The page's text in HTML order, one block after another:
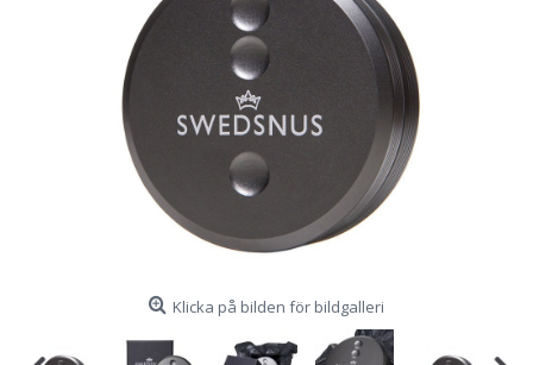
Klicka på bilden för bildgalleri